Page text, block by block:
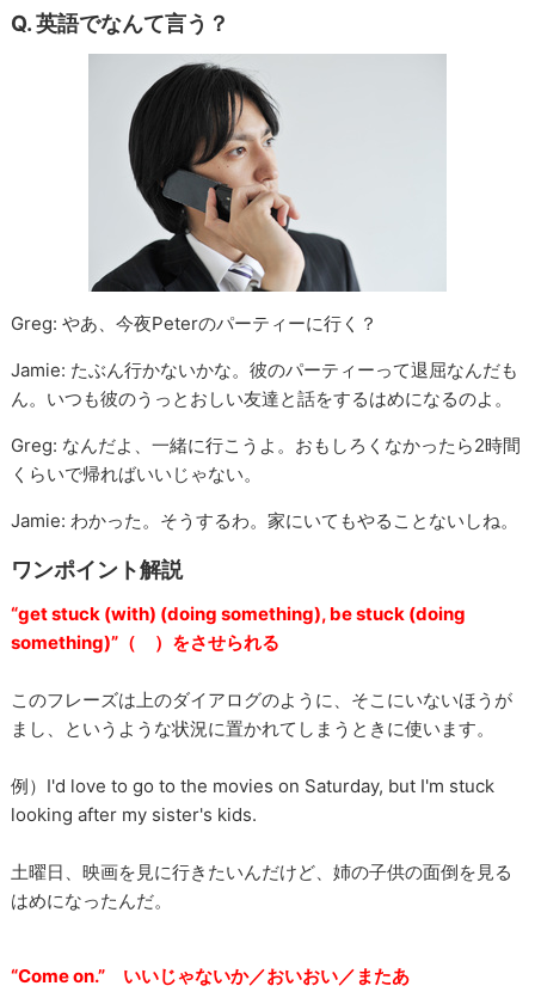
Q. 英語でなんて言う？
Greg: やあ、今夜Peterのパーティーに行く？
Jamie: たぶん行かないかな。彼のパーティーって退屈なんだも
ん。いつも彼のうっとおしい友達と話をするはめになるのよ。
Greg: なんだよ、一緒に行こうよ。おもしろくなかったら2時間
くらいで帰ればいいじゃない。
Jamie: わかった。そうするわ。家にいてもやることないしね。
ワンポイント解説
“get stuck (with) (doing something), be stuck (doing
something)”（ ）をさせられる
このフレーズは上のダイアログのように、そこにいないほうが
まし、というような状況に置かれてしまうときに使います。
例）I'd love to go to the movies on Saturday, but I'm stuck
looking after my sister's kids.
土曜日、映画を見に行きたいんだけど、姉の子供の面倒を見る
はめになったんだ。
“Come on.” いいじゃないか／おいおい／またあ